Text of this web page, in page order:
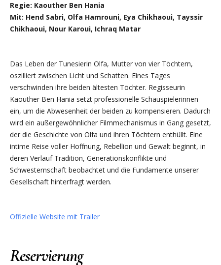
Regie: Kaouther Ben Hania
Mit: Hend Sabri, Olfa Hamrouni, Eya Chikhaoui, Tayssir
Chikhaoui, Nour Karoui, Ichraq Matar
Das Leben der Tunesierin Olfa, Mutter von vier Töchtern,
oszilliert zwischen Licht und Schatten. Eines Tages
verschwinden ihre beiden ältesten Töchter. Regisseurin
Kaouther Ben Hania setzt professionelle Schauspielerinnen
ein, um die Abwesenheit der beiden zu kompensieren. Dadurch
wird ein außergewöhnlicher Filmmechanismus in Gang gesetzt,
der die Geschichte von Olfa und ihren Töchtern enthüllt. Eine
intime Reise voller Hoffnung, Rebellion und Gewalt beginnt, in
deren Verlauf Tradition, Generationskonflikte und
Schwesternschaft beobachtet und die Fundamente unserer
Gesellschaft hinterfragt werden.
Offizielle Website mit Trailer
Reservierung